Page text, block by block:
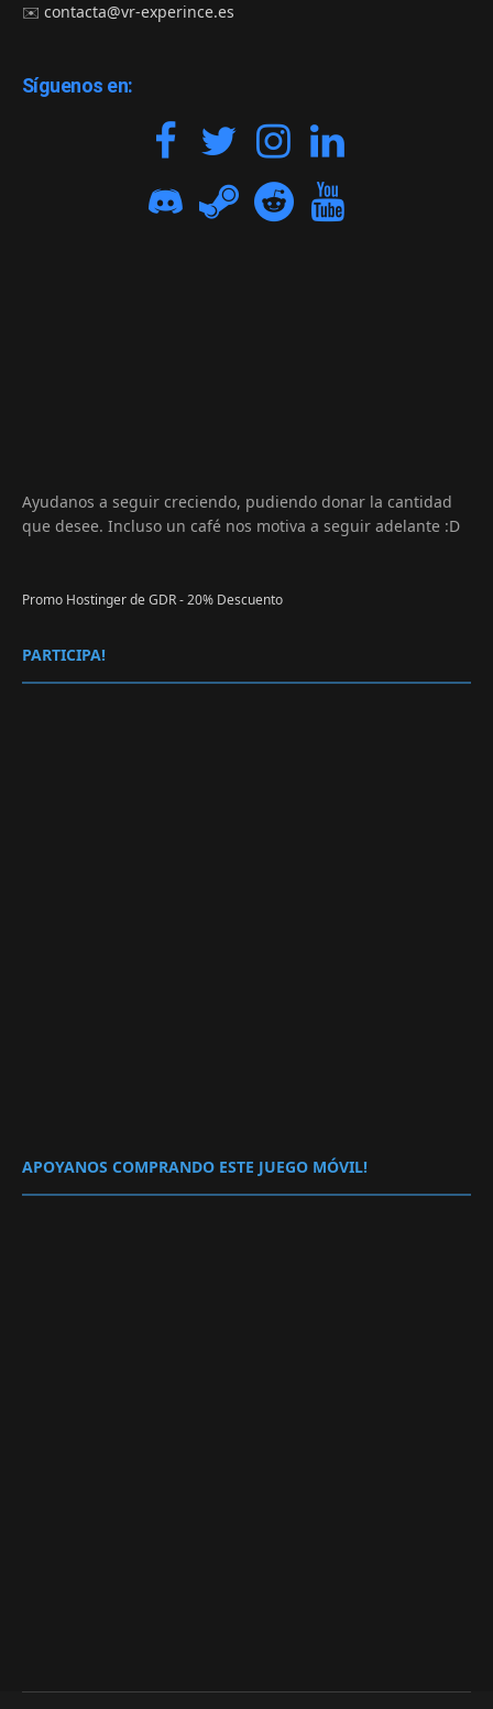
✉️contacta@vr-experince.es
Síguenos en:
Ayudanos a seguir creciendo, pudiendo donar la cantidad
que desee. Incluso un café nos motiva a seguir adelante :D
Promo Hostinger de GDR - 20% Descuento
PARTICIPA!
APOYANOS COMPRANDO ESTE JUEGO MÓVIL!